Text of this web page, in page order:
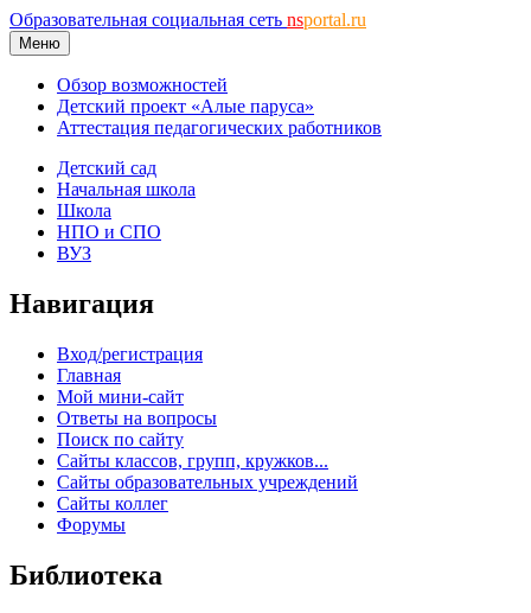
Образовательная социальная сеть nsportal.ru
Меню
Обзор возможностей
Детский проект «Алые паруса»
Аттестация педагогических работников
Детский сад
Начальная школа
Школа
НПО и СПО
ВУЗ
Навигация
Вход/регистрация
Главная
Мой мини-сайт
Ответы на вопросы
Поиск по сайту
Сайты классов, групп, кружков...
Сайты образовательных учреждений
Сайты коллег
Форумы
Библиотека